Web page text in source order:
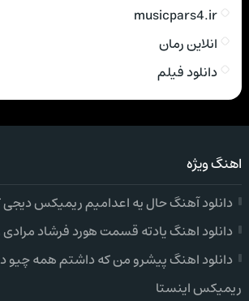
musicpars4.ir
انلاین رمان
دانلود فیلم
اهنگ ویژه
دانلود آهنگ حال یه اعدامیم ریمیکس
دانلود اهنگ یادته قسمت هورد فرشاد
دانلود اهنگ پیشرو من که داشتم همه
ریمیکس اینستا